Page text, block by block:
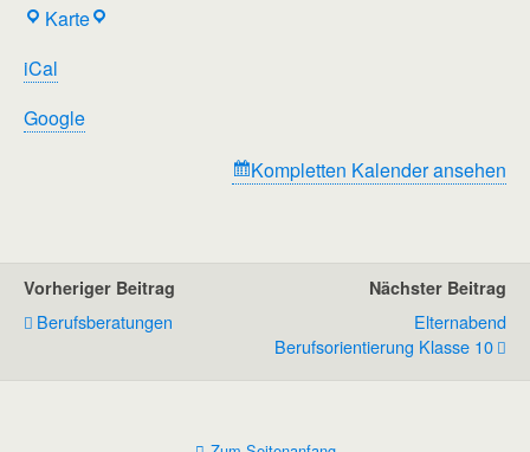
KarteRegenbogenschule
iCal
Google
Kompletten Kalender ansehen
Vorheriger Beitrag
Berufsberatungen
Nächster Beitrag
Elternabend
Berufsorientierung Klasse 10